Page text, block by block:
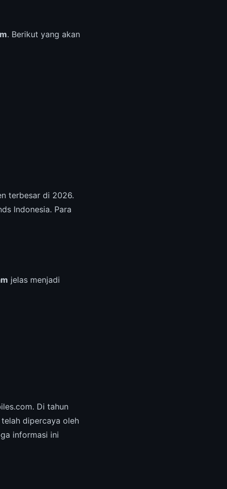
. Berikut yang akan
terbesar di 2026.
Indonesia. Para
jelas menjadi
Di tahun
dipercaya oleh
informasi ini